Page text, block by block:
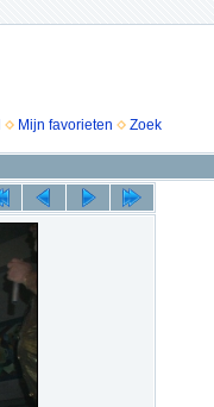
Mijn favorieten Zoek